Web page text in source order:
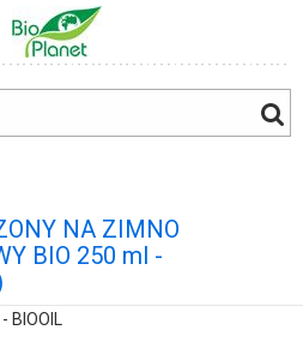
NA ZIMNO
BIO 250 ml -